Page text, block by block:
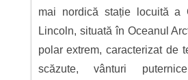
mai nordică stație locuită a
Lincoln, situată în Oceanul
polar extrem, caracterizat de
scăzute, vânturi